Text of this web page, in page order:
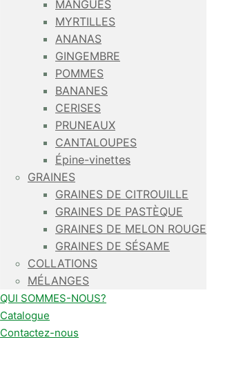
MANGUES
MYRTILLES
ANANAS
GINGEMBRE
POMMES
BANANES
CERISES
PRUNEAUX
CANTALOUPES
Épine-vinettes
GRAINES
GRAINES DE CITROUILLE
GRAINES DE PASTÈQUE
GRAINES DE MELON ROUGE
GRAINES DE SÉSAME
COLLATIONS
MÉLANGES
QUI SOMMES-NOUS?
Catalogue
Contactez-nous